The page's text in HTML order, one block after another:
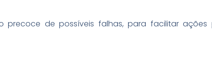
de possíveis falhas, para facilitar ações